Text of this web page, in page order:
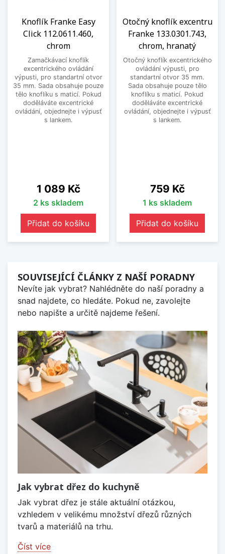
Knoflík Franke Easy
Click 112.0611.460,
chrom
Zamačkávací knoflík
excentrického ovládání
výpusti, pro standartní otvor
35 mm. Sada obsahuje pouze
tělo knoflíku s maticí. Pokud
doděláváte excentrické
ovládání, objednejte i výpusť
s lankem.
Cena
1 089 Kč
2 ks skladem
Přidat do košíku
Otočný knoflík excentru
Franke 133.0301.743,
chrom, hranatý
Otočný knoflík excentrického
ovládání výpusti, pro
standartní otvor 35 mm.
Sada obsahuje pouze tělo
knoflíku s maticí. Pokud
doděláváte excentrické
ovládání, objednejte i výpusť
s lankem.
Cena
759 Kč
1 ks skladem
Přidat do košíku
SOUVISEJÍCÍ ČLÁNKY Z NAŠÍ PORADNY
Nevíte jak vybrat? Nahlédněte do naší poradny a
snad najdete, co hledáte. Pokud ne, zavolejte
nebo napište a určitě najdeme řešení.
Jak vybrat dřez do kuchyně
Jak vybrat dřez je stále aktuální otázkou,
vzhledem v velikému množství dřezů různých
tvarů a materiálů na trhu.
Číst více